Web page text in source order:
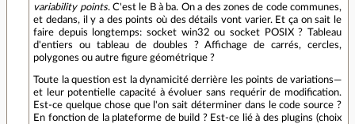
variability points. C'est le B à ba. On a des zones de code communes,
et dedans, il y a des points où des détails vont varier. Et ça on sait le
faire depuis longtemps: socket win32 ou socket POSIX ? Tableau
d'entiers ou tableau de doubles ? Affichage de carrés, cercles,
polygones ou autre figure géométrique ?
Toute la question est la dynamicité derrière les points de variations—
et leur potentielle capacité à évoluer sans requérir de modification.
Est-ce quelque chose que l'on sait déterminer dans le code source ?
En fonction de la plateforme de build ? Est-ce lié à des plugins (choix